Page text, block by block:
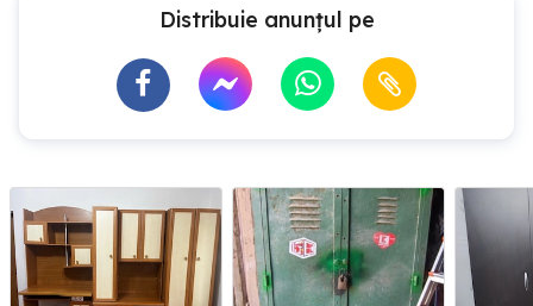
Distribuie anunțul pe